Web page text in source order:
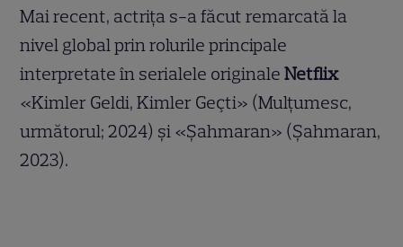
Mai recent, actrița s-a făcut remarcată la
nivel global prin rolurile principale
interpretate în serialele originaleNetflix
«Kimler Geldi, Kimler Geçti» (Mulțumesc,
următorul; 2024) și «Șahmaran» (Șahmaran,
2023).